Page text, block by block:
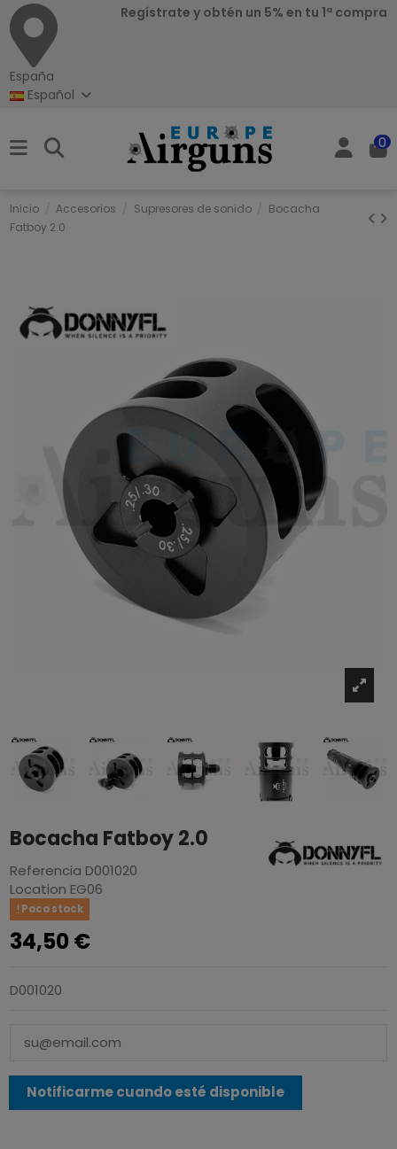
España
Regístrate y obtén un 5% en tu 1ª compra
Español
0
Inicio Accesorios Supresores de sonido
Bocacha
Fatboy 2.0
Bocacha Fatboy 2.0
Referencia D001020
Location EG06
Poco stock
34,50 €
D001020